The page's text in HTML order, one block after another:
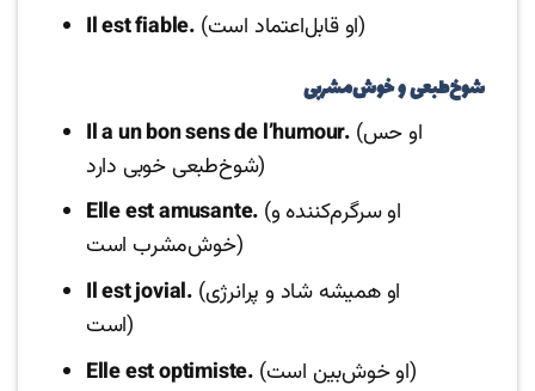
Il est fiable.
(او قابل‌اعتماد است)
شوخ‌طبعی و خوش‌مشربی
Il a un bon sens de l’humour. (او حس
شوخ‌طبعی خوبی دارد)
Elle est amusante. (او سرگرم‌کننده و
خوش‌مشرب است)
Il est jovial. (او همیشه شاد و پرانرژی
است)
Elle est optimiste.
(او خوش‌بین است)